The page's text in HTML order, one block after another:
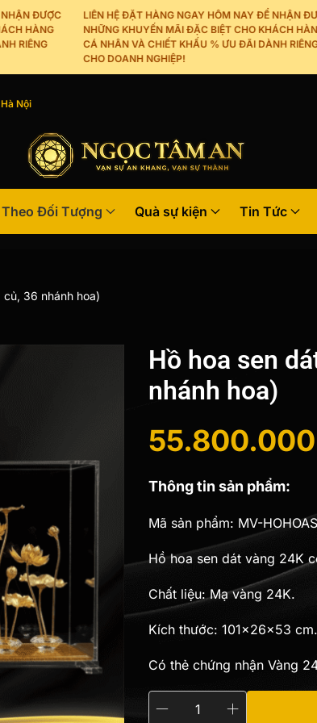
ĐƯỢC
HÀNG
LIÊN HỆ ĐẶT HÀNG NGAY HÔM NAY ĐỂ NHẬN ĐƯỢC
NHỮNG KHUYẾN MÃI ĐẶC BIỆT CHO KHÁCH HÀNG
CÁ NHÂN VÀ CHIẾT KHẤU % ƯU ĐÃI DÀNH RIÊNG
CHO DOANH NGHIỆP!
Đối Tượng Quà sự kiện Tin Tức
Nội
36 nhánh hoa)
Hồ hoa sen
nhánh hoa)
Giá
gốc
là:
62.000.000
55.800.000
Giá
hiện
tại
là:
55.800.000
Thông tin sản phẩm:
Mã sản phẩm: MV-
Hồ hoa sen dát vàng 24K
Chất liệu: Mạ vàng 24K.
Kích thước: 101x26x53 cm.
Có thẻ chứng nhận Vàng